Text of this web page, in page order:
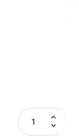
keyboard_arrow_up
keyboard_arrow_down